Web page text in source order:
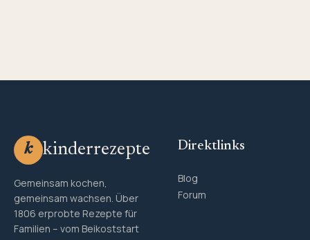
k kinderrezepte
Gemeinsam kochen,
gemeinsam wachsen. Über
1806 erprobte Rezepte für
Familien – vom Beikoststart
Direktlinks
Blog
Forum